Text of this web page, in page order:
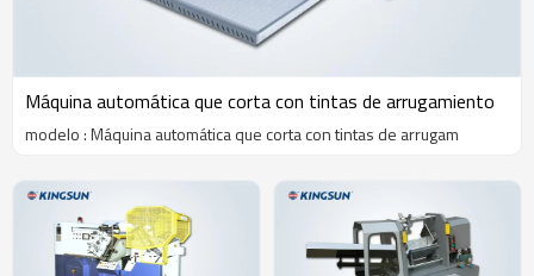
Máquina automática que corta con tintas de arrugamiento
modelo : Máquina automática que corta con tintas de arrugam